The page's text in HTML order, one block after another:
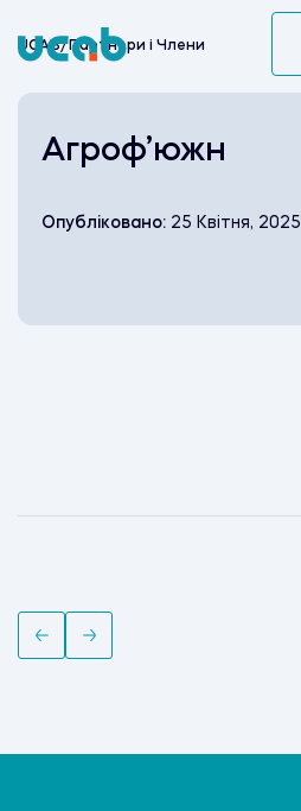
to UCAB/Партнери i Члени
Агроф’южн
Опубліковано: 25 Квітня, 2025